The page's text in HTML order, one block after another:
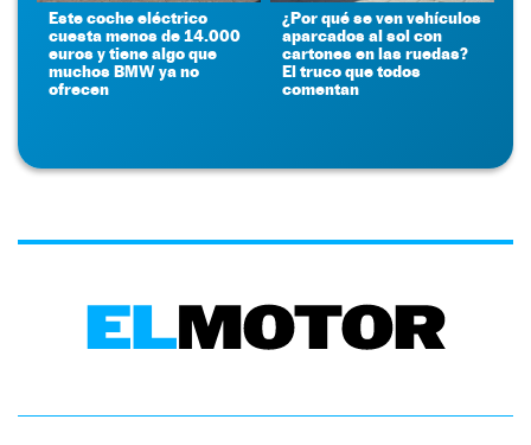
Este coche eléctrico
cuesta menos de 14.000
euros y tiene algo que
muchos BMW ya no
ofrecen
¿Por qué se ven vehículos
aparcados al sol con
cartones en las ruedas?
El truco que todos
comentan